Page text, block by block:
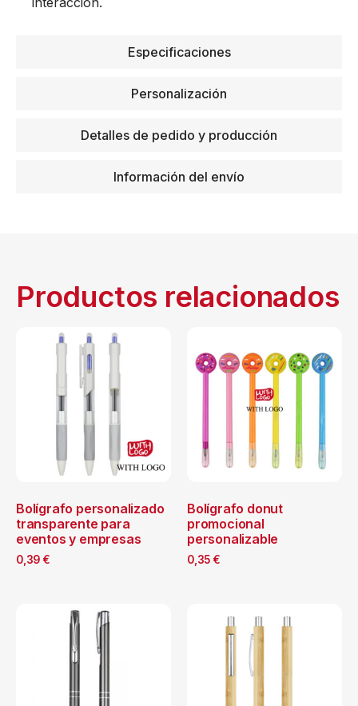
Especificaciones
Personalización
Detalles de pedido y producción
Información del envío
Productos relacionados
Bolígrafo personalizado
transparente para
eventos y empresas
0,39 €
Bolígrafo donut
promocional
personalizable
0,35 €